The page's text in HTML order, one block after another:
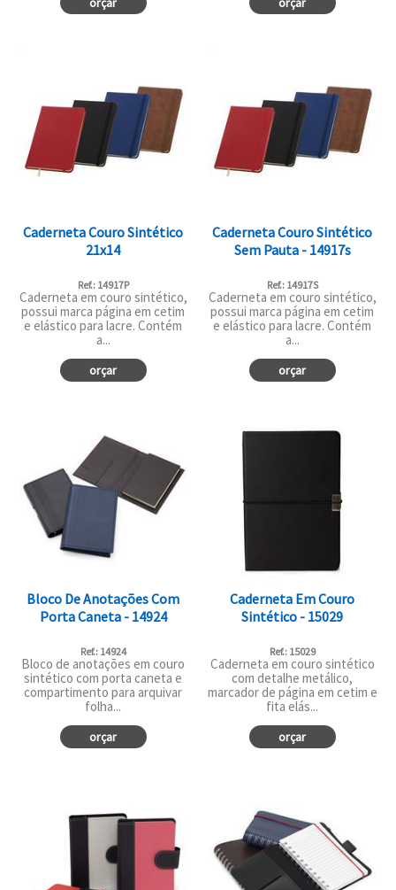
Caderneta Couro Sintético
21x14
Ref.: 14917P
Caderneta em couro sintético,
possui marca página em cetim
e elástico para lacre. Contém
a...
orçar
Caderneta Couro Sintético
Sem Pauta - 14917s
Ref.: 14917S
Caderneta em couro sintético,
possui marca página em cetim
e elástico para lacre. Contém
a...
orçar
Bloco De Anotações Com
Porta Caneta - 14924
Ref.: 14924
Bloco de anotações em couro
sintético com porta caneta e
compartimento para arquivar
folha...
orçar
Caderneta Em Couro
Sintético - 15029
Ref.: 15029
Caderneta em couro sintético
com detalhe metálico,
marcador de página em cetim e
fita elás...
orçar